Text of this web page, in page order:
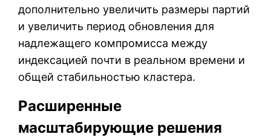
дополнительно увеличить размеры партий
и увеличить период обновления для
надлежащего компромисса между
индексацией почти в реальном времени и
общей стабильностью кластера.
Расширенные
масштабирующие решения